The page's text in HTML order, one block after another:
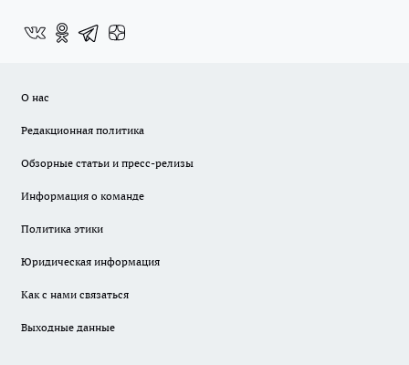
О нас
Редакционная политика
Обзорные статьи и пресс-релизы
Информация о команде
Политика этики
Юридическая информация
Как с нами связаться
Выходные данные